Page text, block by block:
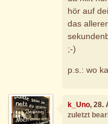
hör auf
das
;-)
p.s.: wo
k_Uno, 28.
zuletzt